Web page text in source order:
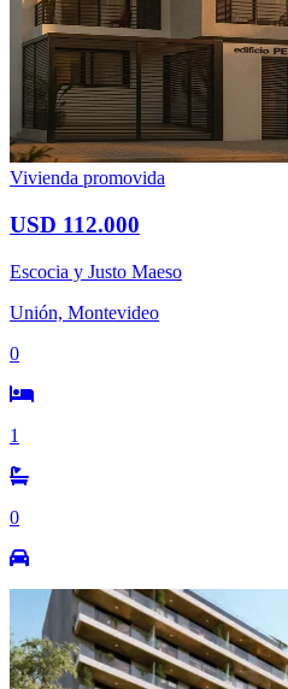
Vivienda promovida
USD 112.000
Escocia y Justo Maeso
Unión, Montevideo
0
1
0